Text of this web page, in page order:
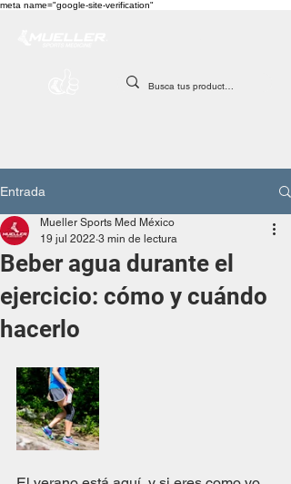
meta name="google-site-verification"
Entrada
Beber agua durante el
ejercicio: cómo y cuándo
hacerlo
Mueller Sports Med México
19 jul 2022 3 min de lectura